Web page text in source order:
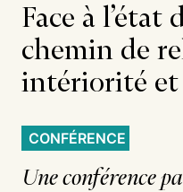
Face à l’état
chemin de
intériorité et
CONFÉRENCE
Une conférence